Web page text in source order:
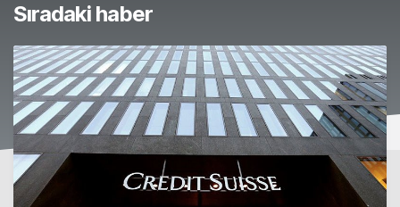
Sıradaki haber